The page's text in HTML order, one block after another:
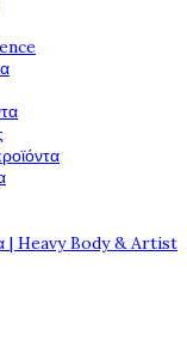
| Heavy Body & Artist